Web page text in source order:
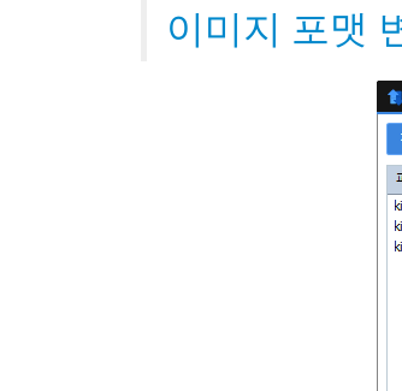
이미지 포맷